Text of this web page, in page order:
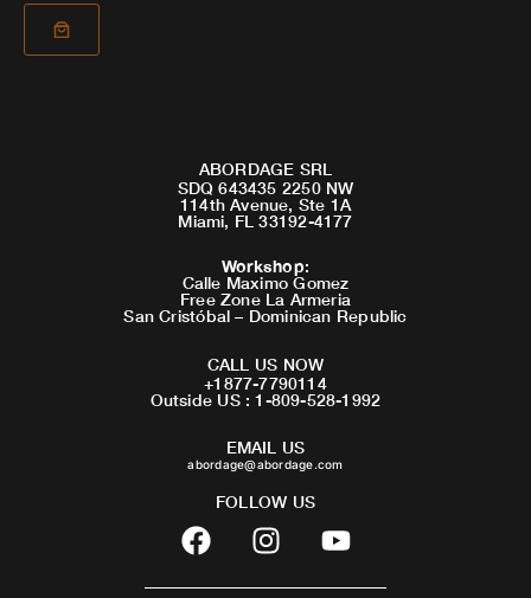
ABORDAGE SRL
SDQ 643435 2250 NW
114th Avenue, Ste 1A
Miami, FL 33192-4177
Workshop:
Calle Maximo Gomez
Free Zone La Armeria
San Cristóbal – Dominican Republic
CALL US NOW
+1877-7790114
Outside US : 1-809-528-1992
EMAIL US
abordage@abordage.com
FOLLOW US
F
a
c
I
n
s
Y
o
u